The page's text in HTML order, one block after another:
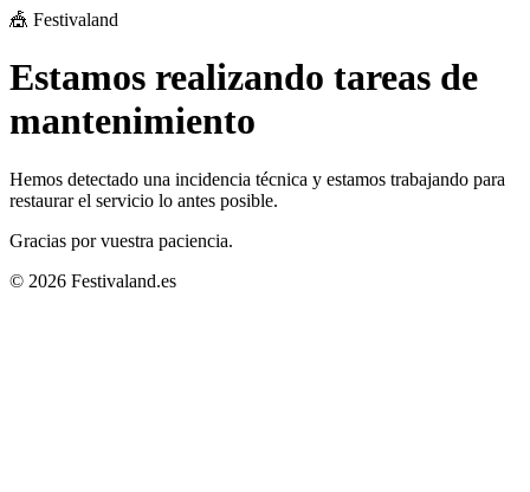
🎪 Festivaland
Estamos realizando tareas de
mantenimiento
Hemos detectado una incidencia técnica y estamos trabajando para
restaurar el servicio lo antes posible.
Gracias por vuestra paciencia.
© 2026 Festivaland.es